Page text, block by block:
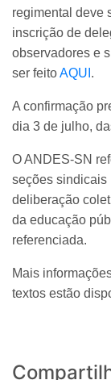
regimental deve
inscrição de
observadores e
ser feitoAQUI .
A confirmação
dia 3 de julho,
O ANDES-SN
seções sindicais
deliberação
da educação
referenciada.
Mais
textos estão